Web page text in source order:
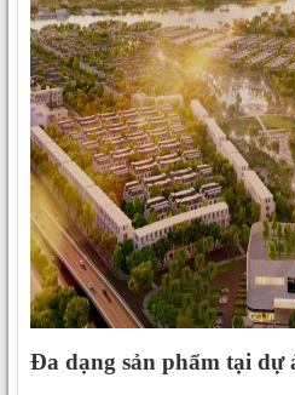
Đa dạng sản phẩm tại dự